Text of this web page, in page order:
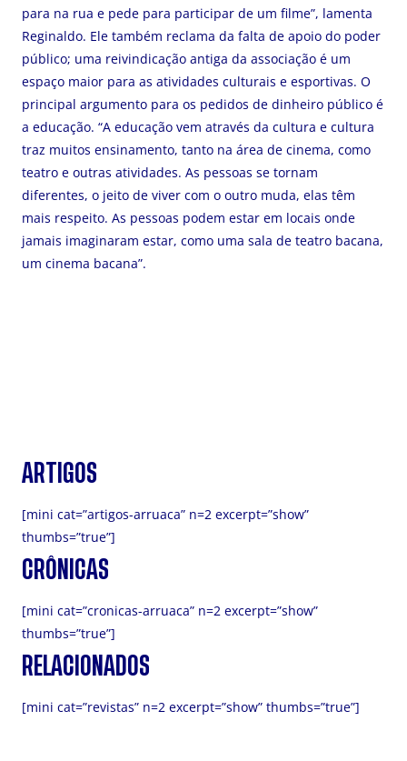
para na rua e pede para participar de um filme”, lamenta
Reginaldo. Ele também reclama da falta de apoio do poder
público; uma reivindicação antiga da associação é um
espaço maior para as atividades culturais e esportivas. O
principal argumento para os pedidos de dinheiro público é
a educação. “A educação vem através da cultura e cultura
traz muitos ensinamento, tanto na área de cinema, como
teatro e outras atividades. As pessoas se tornam
diferentes, o jeito de viver com o outro muda, elas têm
mais respeito. As pessoas podem estar em locais onde
jamais imaginaram estar, como uma sala de teatro bacana,
um cinema bacana”.
ARTIGOS
[mini cat=”artigos-arruaca” n=2 excerpt=”show”
thumbs=”true”]
CRÔNICAS
[mini cat=”cronicas-arruaca” n=2 excerpt=”show”
thumbs=”true”]
RELACIONADOS
[mini cat=”revistas” n=2 excerpt=”show” thumbs=”true”]